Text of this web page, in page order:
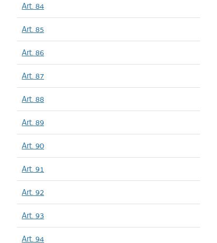
Art. 84
Art. 85
Art. 86
Art. 87
Art. 88
Art. 89
Art. 90
Art. 91
Art. 92
Art. 93
Art. 94